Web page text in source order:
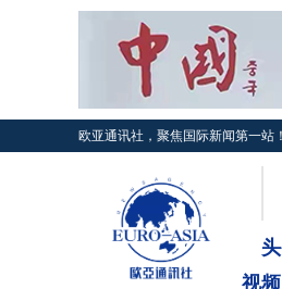
欧亚通讯社，聚焦国际新闻第一站！
视